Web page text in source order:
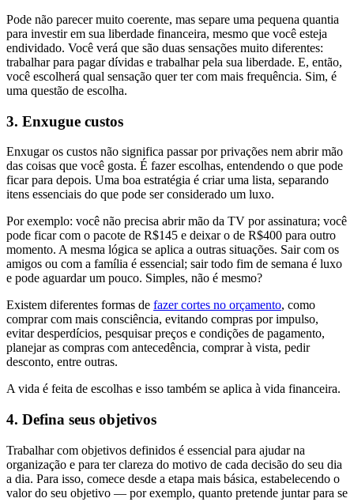
Pode não parecer muito coerente, mas separe uma pequena quantia
para investir em sua liberdade financeira, mesmo que você esteja
endividado. Você verá que são duas sensações muito diferentes:
trabalhar para pagar dívidas e trabalhar pela sua liberdade. E, então,
você escolherá qual sensação quer ter com mais frequência. Sim, é
uma questão de escolha.
3. Enxugue custos
Enxugar os custos não significa passar por privações nem abrir mão
das coisas que você gosta. É fazer escolhas, entendendo o que pode
ficar para depois. Uma boa estratégia é criar uma lista, separando
itens essenciais do que pode ser considerado um luxo.
Por exemplo: você não precisa abrir mão da TV por assinatura; você
pode ficar com o pacote de R$145 e deixar o de R$400 para outro
momento. A mesma lógica se aplica a outras situações. Sair com os
amigos ou com a família é essencial; sair todo fim de semana é luxo
e pode aguardar um pouco. Simples, não é mesmo?
Existem diferentes formas de fazer cortes no orçamento, como
comprar com mais consciência, evitando compras por impulso,
evitar desperdícios, pesquisar preços e condições de pagamento,
planejar as compras com antecedência, comprar à vista, pedir
desconto, entre outras.
A vida é feita de escolhas e isso também se aplica à vida financeira.
4. Defina seus objetivos
Trabalhar com objetivos definidos é essencial para ajudar na
organização e para ter clareza do motivo de cada decisão do seu dia
a dia. Para isso, comece desde a etapa mais básica, estabelecendo o
valor do seu objetivo — por exemplo, quanto pretende juntar para se